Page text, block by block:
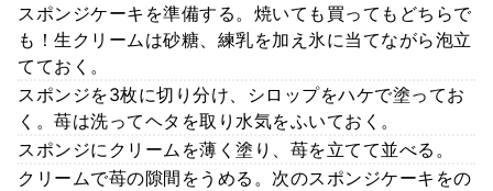
スポンジケーキを準備する。焼いても買ってもどちらで
も！生クリームは砂糖、練乳を加え氷に当てながら泡立
てておく。
スポンジを3枚に切り分け、シロップをハケで塗ってお
く。苺は洗ってヘタを取り水気をふいておく。
スポンジにクリームを薄く塗り、苺を立てて並べる。
クリームで苺の隙間をうめる。次のスポンジケーキをの